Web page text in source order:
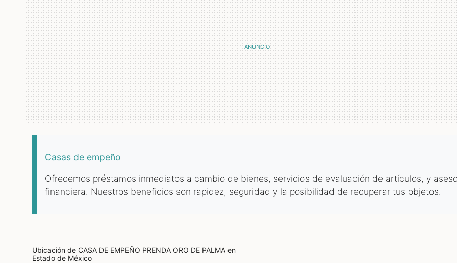
Casas de empeño
Ofrecemos préstamos inmediatos a cambio de bienes, servicios de evaluación de artículos, y
financiera. Nuestros beneficios son rapidez, seguridad y la posibilidad de recuperar tus objetos.
Ubicación de CASA DE EMPEÑO PRENDA ORO DE PALMA en
Estado de México